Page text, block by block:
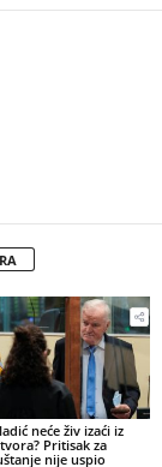
neće živ izaći iz
Pritisak za
nije uspio